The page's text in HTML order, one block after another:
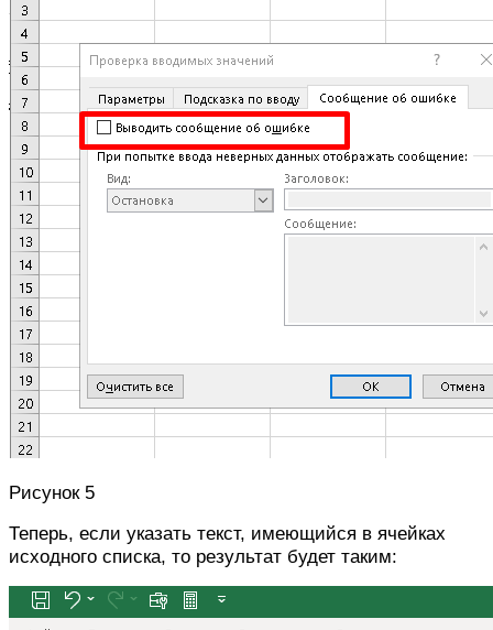
Рисунок 5
Теперь, если указать текст, имеющийся в ячейках
исходного списка, то результат будет таким: